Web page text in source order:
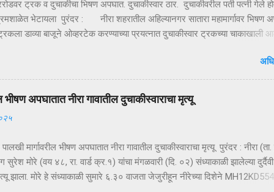
ट्रक व दुचाकीचा भिषण अपघात. दुचाकीस्वार ठार. दुचाकीवरील पती पत्नी गेले
भेटायला पुरंदर : नीरा शहरातील अहिल्यानगर सातारा महामार्गावर भिषण
डाव्या बाजूने ओव्हरटेक करण्याच्या प्रयत्नात दुचाकीस्वार ट्रकच्या चाकाखाली
लोणंदकडे रवाना केले, मात्र उपचारापूर्वीच ते मृत पावले होते. अपघातात दुचाकीस्वार
रा. बोपर्डी जिल्हा नागपूर हल्ली मुक्कामी वाई एम.आय.डी.सी. असे नाव आहे. आज
सायंकाळी ४.४५ वाजता अहिल्यानगर सातारा महामार्गावर मोरगाव किंवा बारामती दिशेने
एम.एच. २०- जी. सी. ७८११ या ट्रकाला हॉंडा शाईन क्रमांक एम.एच. ११- सी.झेड
झाला आहे. दुचाकीवरील चालक विजय साखरे व मागे बसलेली महिला लता साखरे
अपघातात नीरा गावातील दुचाकीस्वाराचा मृत्यू
मार्गावरील भीषण अपघातात नीरा गावातील दुचाकीस्वाराचा मृत्यू पुरंदर : नीरा
सुरेश मोरे (वय ४८, रा. वार्ड क्र.१) यांचा मंगळवारी (दि. ०२) संध्याकाळी झालेल्या दुर्दैवी
झाला. मोरे हे संध्याकाळी सुमारे ६.३० वाजता जेजुरीहून नीरेच्या दिशेने